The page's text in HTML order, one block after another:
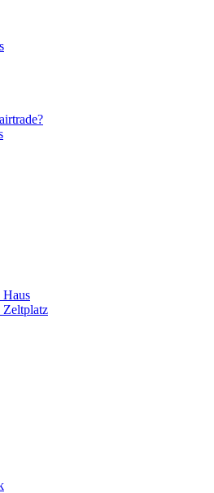
Haus
Zeltplatz